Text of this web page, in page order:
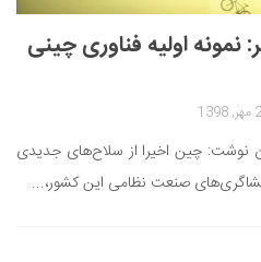
نمونه اولیه فناوری چینی
نوشت: چین اخیرا از سلاح‌های جدیدی
صنعت نظامی این کشور،...